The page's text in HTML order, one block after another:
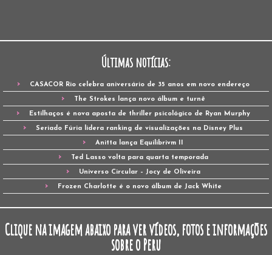
Últimas notícias:
CASACOR Rio celebra aniversário de 35 anos em novo endereço
The Strokes lança novo álbum e turnê
Estilhaços é nova aposta de thriller psicológico de Ryan Murphy
Seriado Fúria lidera ranking de visualizações na Disney Plus
Anitta lança Equilibrivm II
Ted Lasso volta para quarta temporada
Universo Circular – Jocy de Oliveira
Frozen Charlotte é o novo álbum de Jack White
Clique na imagem abaixo para ver vídeos, fotos e informações
sobre o Peru